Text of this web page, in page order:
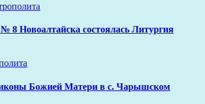
Новоалтайска состоялась Литургия
иконы Божией Матери в с. Чарышском